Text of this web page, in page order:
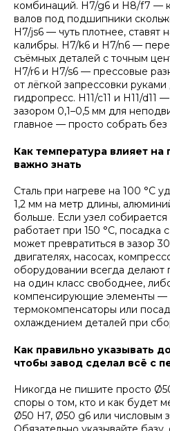
комбинаций. H7/g6 и H8/f7 —
валов под подшипники
H7/js6 — чуть плотнее, ставят
калибры. H7/k6 и H7/n6 —
съёмных деталей с точным
H7/r6 и H7/s6 — прессовые
от лёгкой запрессовки
гидропресс. H11/c11 и H11/d11
зазором 0,1–0,5 мм для
главное — просто собрать
Как температура влияет на
важно знать
Сталь при нагреве на 100 °C
1,2 мм на метр длины,
больше. Если узел
работает при 150 °C, посадка
может превратиться в зазор
двигателях, насосах,
оборудовании всегда делают
на один класс свободнее,
компенсирующие элементы —
термокомпенсаторы или
охлаждением деталей при
Как правильно указывать
чтобы завод сделал всё с
Никогда не пишите просто
споры о том, кто и как будет
Ø50 H7, Ø50 g6 или числовым